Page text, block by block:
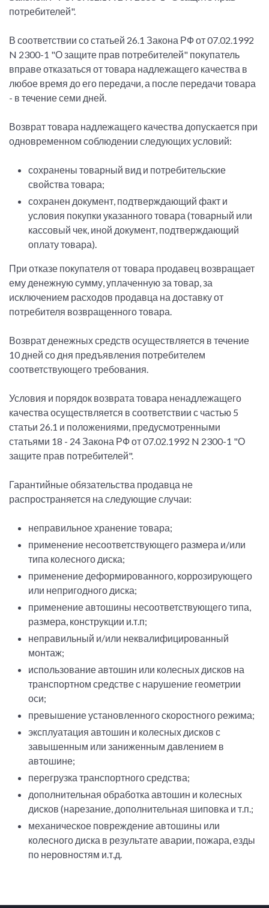
потребителей".
В соответствии со статьей 26.1 Закона РФ от 07.02.1992
N 2300-1 "О защите прав потребителей" покупатель
вправе отказаться от товара надлежащего качества в
любое время до его передачи, а после передачи товара
- в течение семи дней.
Возврат товара надлежащего качества допускается при
одновременном соблюдении следующих условий:
сохранены товарный вид и потребительские
свойства товара;
сохранен документ, подтверждающий факт и
условия покупки указанного товара (товарный или
кассовый чек, иной документ, подтверждающий
оплату товара).
При отказе покупателя от товара продавец возвращает
ему денежную сумму, уплаченную за товар, за
исключением расходов продавца на доставку от
потребителя возвращенного товара.
Возврат денежных средств осуществляется в течение
10 дней со дня предъявления потребителем
соответствующего требования.
Условия и порядок возврата товара ненадлежащего
качества осуществляется в соответствии с частью 5
статьи 26.1 и положениями, предусмотренными
статьями 18 - 24 Закона РФ от 07.02.1992 N 2300-1 "О
защите прав потребителей".
Гарантийные обязательства продавца не
распространяется на следующие случаи:
неправильное хранение товара;
применение несоответствующего размера и/или
типа колесного диска;
применение деформированного, коррозирующего
или непригодного диска;
применение автошины несоответствующего типа,
размера, конструкции и.т.п;
неправильный и/или неквалифицированный
монтаж;
использование автошин или колесных дисков на
транспортном средстве с нарушение геометрии
оси;
превышение установленного скоростного режима;
эксплуатация автошин и колесных дисков с
завышенным или заниженным давлением в
автошине;
перегрузка транспортного средства;
дополнительная обработка автошин и колесных
дисков (нарезание, дополнительная шиповка и т.п.;
механическое повреждение автошины или
колесного диска в результате аварии, пожара, езды
по неровностям и.т.д.